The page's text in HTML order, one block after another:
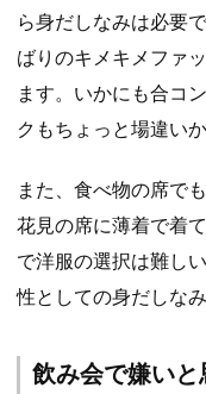
ら身だしなみは必要
ばりのキメキメファ
ます。いかにも合コ
クもちょっと場違いか
また、食べ物の席で
花見の席に薄着で着
で洋服の選択は難し
性としての身だしな
飲み会で嫌い